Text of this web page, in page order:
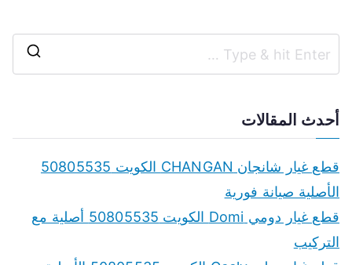
r
أحدث المقالات
قطع غيار شانجان CHANGAN الكويت 50805535
الأصلية صيانة فورية
قطع غيار دومي Domi الكويت 50805535 أصلية مع
التركيب